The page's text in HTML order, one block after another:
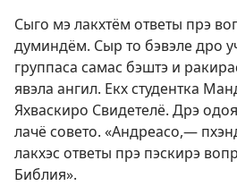
Сыго мэ лакхтём ответы прэ
думиндём. Сыр то бэвэле дро
группаса самас бэштэ и
явэла ангил. Екх студентка
Яхваскиро Свидетелё. Дрэ
лачё совето. «Андреасо,—
лакхэс ответы прэ пэскирэ
Библия».